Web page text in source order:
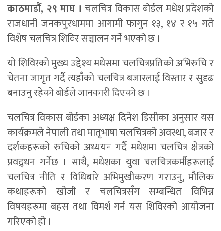
काठमाडौं, २९ माघ । चलचित्र विकास बोर्डल मधेश प्रदेशको
राजधानी जनकपुरधाममा आगामी फागुन १३, १४ र १५ गते
विशेष चलचित्र शिविर सञ्चालन गर्ने भएको छ ।
यो शिविरको मुख्य उद्देश्य मधेसमा चलचित्रप्रतिको अभिरुचि र
चेतना जागृत गर्दै त्यहाँको चलचित्र बजारलाई विस्तार र सुदृढ
बनाउनु रहेको बोर्डले जानकारी दिएको छ ।
चलचित्र विकास बोर्डका अध्यक्ष दिनेश डिसीका अनुसार यस
कार्यक्रमले नेपाली तथा मातृभाषा चलचित्रको अवस्था, बजार र
दर्शकहरूको रुचिको अध्ययन गर्दै मधेशमा चलचित्र क्षेत्रको
प्रवद्र्धन गर्नेछ । साथै, मधेशका युवा चलचित्रकर्मीहरूलाई
चलचित्र नीति र विधिबारे अभिमुखीकरण गराउनु, मौलिक
कथाहरूको खोजी र चलचित्रसँग सम्बन्धित विभिन्न
विषयहरूमा बहस तथा विमर्श गर्न यस शिविरको आयोजना
गरिएको हो ।